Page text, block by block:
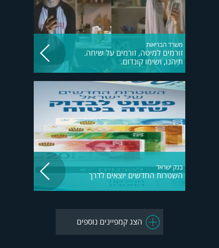
משרד הבריאות
זורמים למיטה, זורמים על שיחה.
תיהנו, ושימו קונדום.
בנק ישראל
השטרות החדשים יוצאים לדרך
הצג קמפיינים נוספים